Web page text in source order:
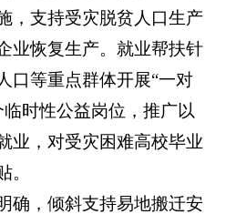
，支持受灾脱贫人口生产
业恢复生产。就业帮扶针
口等重点群体开展“一对
时性公益岗位，推广以
业，对受灾困难高校毕业
。
确，倾斜支持易地搬迁安